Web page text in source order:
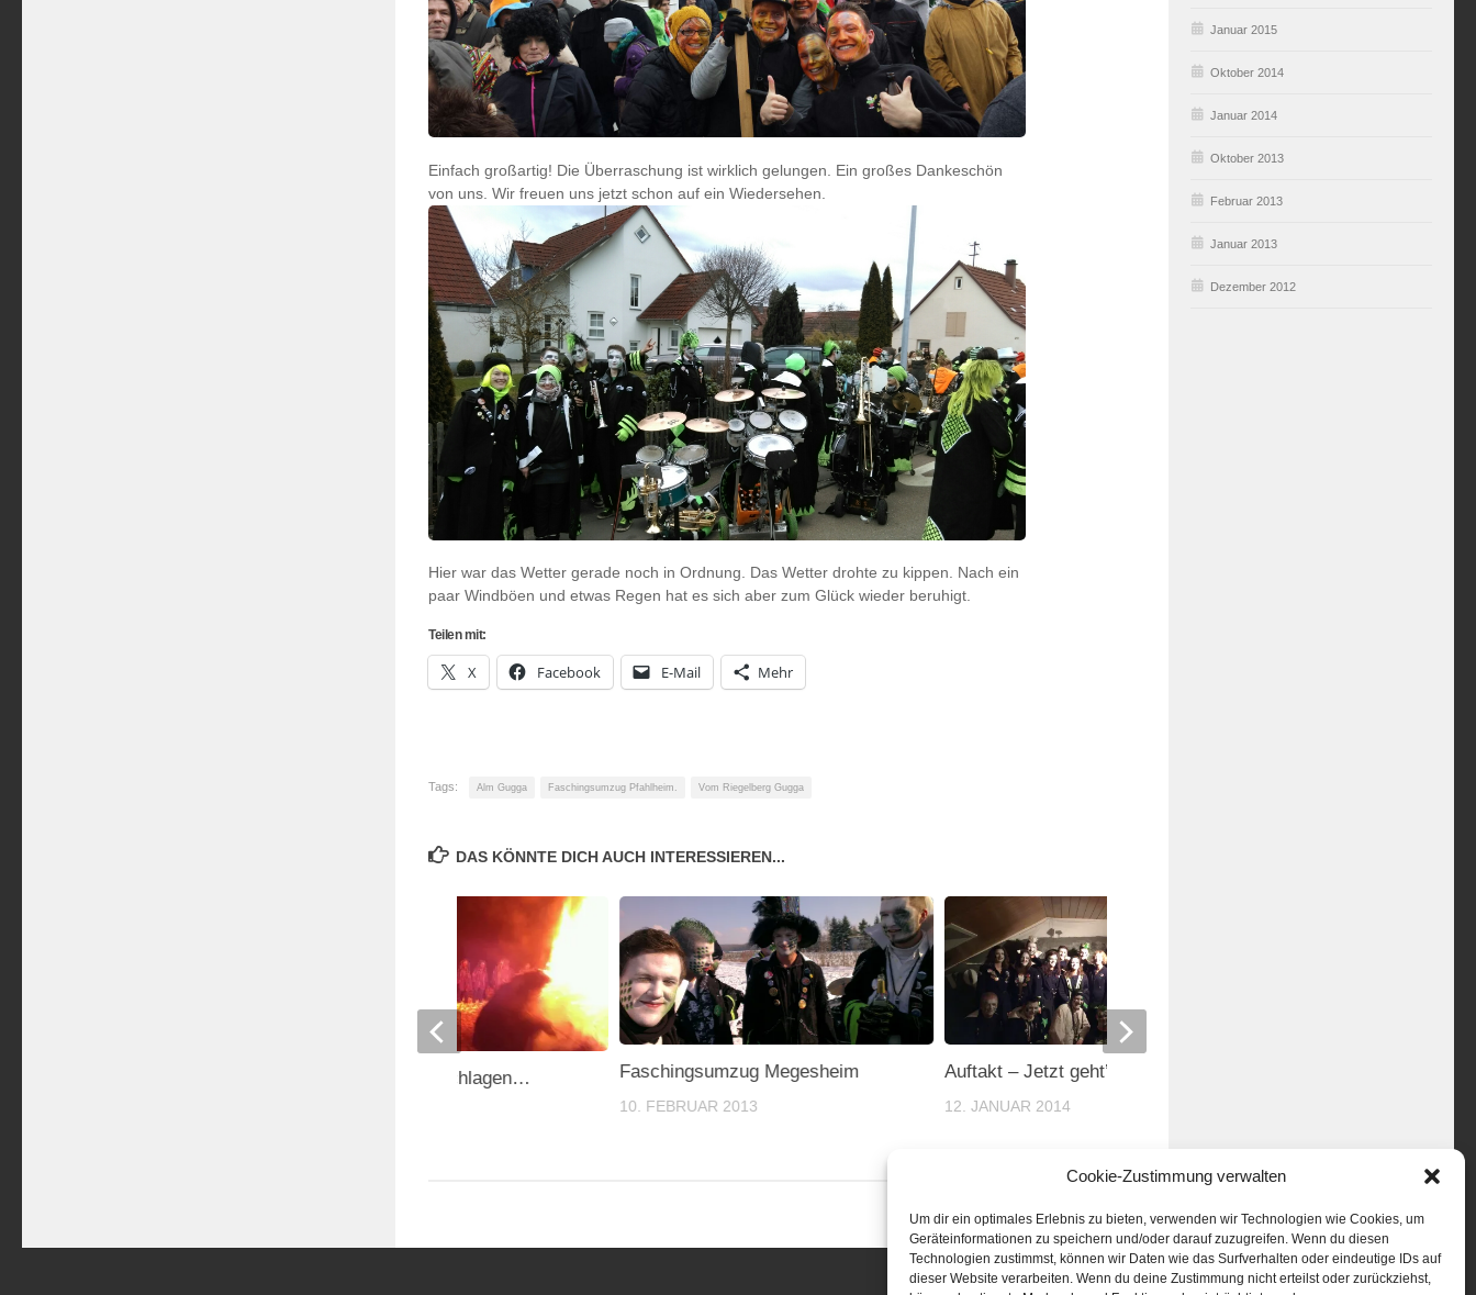
Cookie-Zustimmung verwalten
Um dir ein optimales Erlebnis zu bieten, verwenden wir Technologien wie Cookies, um
Geräteinformationen zu speichern und/oder darauf zuzugreifen. Wenn du diesen
Technologien zustimmst, können wir Daten wie das Surfverhalten oder eindeutige IDs auf
dieser Website verarbeiten. Wenn du deine Zustimmung nicht erteilst oder zurückziehst,
Einfach großartig! Die Überraschung ist wirklich gelungen. Ein großes Dankeschön
von uns. Wir freuen uns jetzt schon auf ein Wiedersehen.
Hier war das Wetter gerade noch in Ordnung. Das Wetter drohte zu kippen. Nach ein
paar Windböen und etwas Regen hat es sich aber zum Glück wieder beruhigt.
Teilen mit:
X Facebook E-Mail Mehr
Tags: Alm Gugga Faschingsumzug Pfahlheim. Vom Riegelberg Gugga
DAS KÖNNTE DICH AUCH INTERESSIEREN...
Faschingsumzug Megesheim
10. FEBRUAR 2013
Auftakt – Jetzt geht’s richtig los…
12. JANUAR 2014
Die Uhr hat 12 geschlagen…
Januar 2015
Oktober 2014
Januar 2014
Oktober 2013
Februar 2013
Januar 2013
Dezember 2012